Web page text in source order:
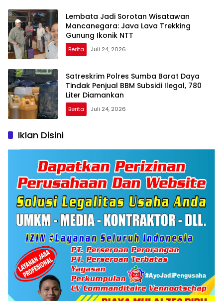
Lembata Jadi Sorotan Wisatawan
Mancanegara: Java Lava Trekking
Gunung Ikonik NTT
Berita Juli 24, 2026
Satreskrim Polres Sumba Barat Daya
Tindak Penjual BBM Subsidi Ilegal, 780
Liter Diamankan
Berita Juli 24, 2026
Iklan Disini